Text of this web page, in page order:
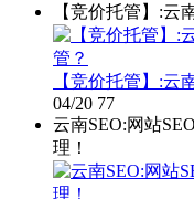
【竞价托管】:云
【竞价托管】:云
04/20 77
云南SEO:网站
理！